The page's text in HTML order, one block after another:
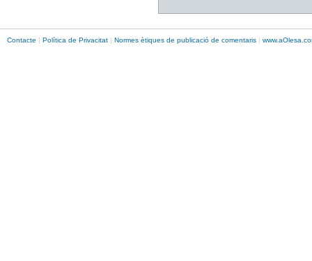
Contacte | Política de Privacitat | Normes ètiques de publicació de comentaris | www.aOlesa